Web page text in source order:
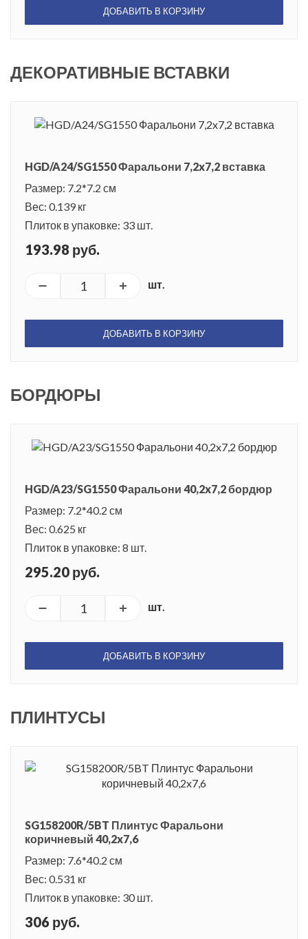
ДОБАВИТЬ В КОРЗИНУ
ДЕКОРАТИВНЫЕ ВСТАВКИ
HGD/A24/SG1550 Фаральони 7,2x7,2 вставка
Размер: 7.2*7.2 см
Вес: 0.139 кг
Плиток в упаковке: 33 шт.
193.98 руб.
шт.
ДОБАВИТЬ В КОРЗИНУ
БОРДЮРЫ
HGD/A23/SG1550 Фаральони 40,2x7,2 бордюр
Размер: 7.2*40.2 см
Вес: 0.625 кг
Плиток в упаковке: 8 шт.
295.20 руб.
шт.
ДОБАВИТЬ В КОРЗИНУ
ПЛИНТУСЫ
SG158200R/5BT Плинтус Фаральони
коричневый 40,2x7,6
Размер: 7.6*40.2 см
Вес: 0.531 кг
Плиток в упаковке: 30 шт.
306 руб.